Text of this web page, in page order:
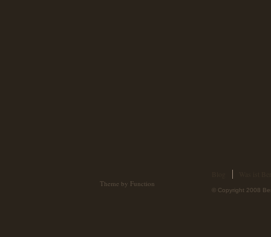
Theme by Function
© Copyright 2008